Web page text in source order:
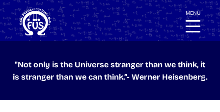
"Not only is the Universe stranger than we think, it
is stranger than we can think.”- Werner Heisenberg.